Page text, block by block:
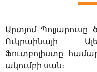
Արտյոմ Պոլյարուսը
Ուկրաինայի
Ֆուտբոլիստը
ակումբի սան։